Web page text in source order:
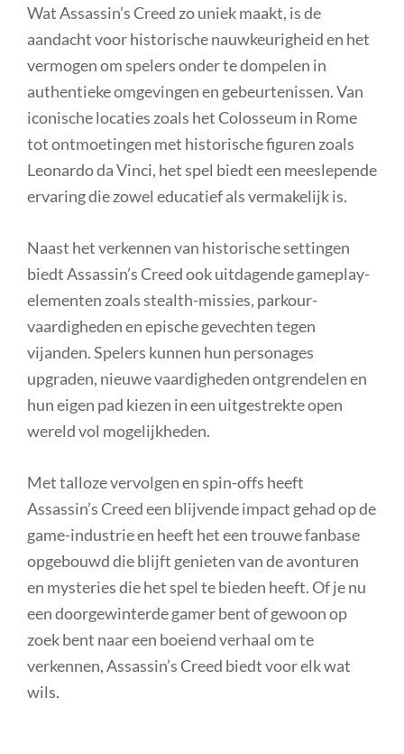
Wat Assassin’s Creed zo uniek maakt, is de
aandacht voor historische nauwkeurigheid en het
vermogen om spelers onder te dompelen in
authentieke omgevingen en gebeurtenissen. Van
iconische locaties zoals het Colosseum in Rome
tot ontmoetingen met historische figuren zoals
Leonardo da Vinci, het spel biedt een meeslepende
ervaring die zowel educatief als vermakelijk is.
Naast het verkennen van historische settingen
biedt Assassin’s Creed ook uitdagende gameplay-
elementen zoals stealth-missies, parkour-
vaardigheden en epische gevechten tegen
vijanden. Spelers kunnen hun personages
upgraden, nieuwe vaardigheden ontgrendelen en
hun eigen pad kiezen in een uitgestrekte open
wereld vol mogelijkheden.
Met talloze vervolgen en spin-offs heeft
Assassin’s Creed een blijvende impact gehad op de
game-industrie en heeft het een trouwe fanbase
opgebouwd die blijft genieten van de avonturen
en mysteries die het spel te bieden heeft. Of je nu
een doorgewinterde gamer bent of gewoon op
zoek bent naar een boeiend verhaal om te
verkennen, Assassin’s Creed biedt voor elk wat
wils.